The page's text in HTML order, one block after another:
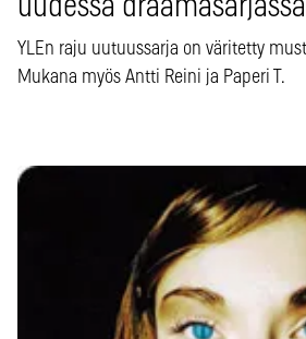
uudessa draamasarjassa
YLEn raju uutuussarja on väritetty
Mukana myös Antti Reini ja Paperi T.